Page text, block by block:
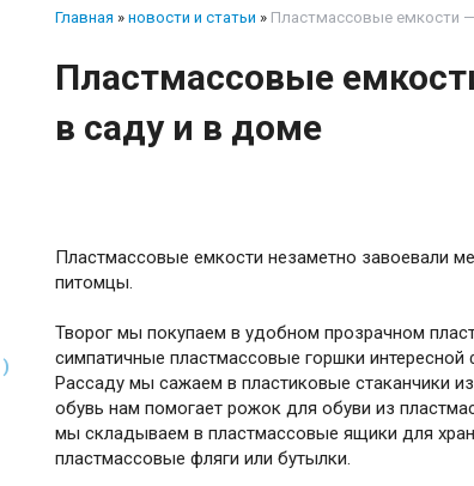
Главная » новости и статьи » Пластмассовые емкости
Пластмассовые
в саду и в доме
Пластмассовые емкости незаметно завоевали
питомцы.
Творог мы покупаем в удобном прозрачном
симпатичные пластмассовые горшки
Рассаду мы сажаем в пластиковые стаканчики
обувь нам помогает рожок для обуви из
мы складываем в пластмассовые ящики для
пластмассовые фляги или бутылки.